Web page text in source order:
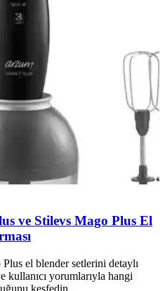
ve Stilevs Mago Plus El
el blender setlerini detaylı
kullanıcı yorumlarıyla hangi
keşfedin.